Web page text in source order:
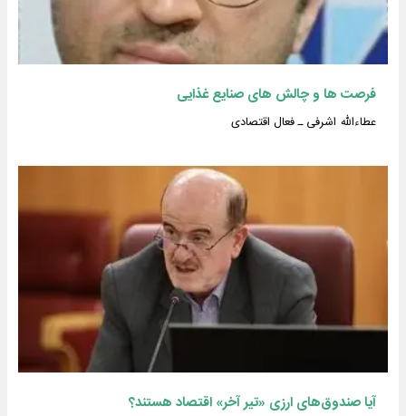
فرصت ها و چالش های صنایع غذایی
عطاءالله اشرفی ـ فعال اقتصادی
آیا صندوق‌های ارزی «تیر آخر» اقتصاد هستند؟